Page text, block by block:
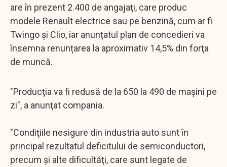
are în prezent 2.400 de angajaţi, care produc
modele Renault electrice sau pe benzină, cum ar fi
Twingo şi Clio, iar anunțatul plan de concedieri va
însemna renunțarea la aproximativ 14,5% din forţa
de muncă.
"Producţia va fi redusă de la 650 la 490 de maşini pe
zi", a anunţat compania.
"Condiţiile nesigure din industria auto sunt în
principal rezultatul deficitului de semiconductori,
precum şi alte dificultăţi, care sunt legate de